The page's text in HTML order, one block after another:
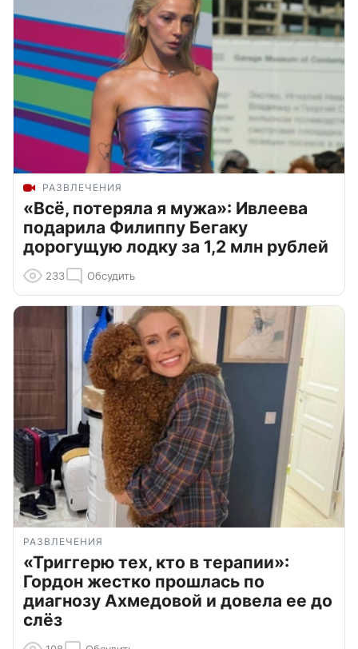
РАЗВЛЕЧЕНИЯ
«Всё, потеряла я мужа»: Ивлеева
подарила Филиппу Бегаку
дорогущую лодку за 1,2 млн рублей
233 Обсудить
РАЗВЛЕЧЕНИЯ
«Триггерю тех, кто в терапии»:
Гордон жестко прошлась по
диагнозу Ахмедовой и довела ее до
слёз